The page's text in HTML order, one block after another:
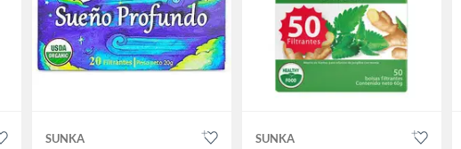
SUNKA SUNKA